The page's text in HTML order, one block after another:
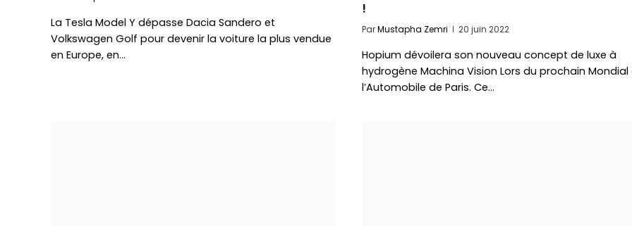
La Tesla Model Y dépasse Dacia Sandero et
Volkswagen Golf pour devenir la voiture la plus vendue
en Europe, en…
!
ParMustapha Zemri 20 juin 2022
Hopium dévoilera son nouveau concept de luxe à
hydrogène Machina Vision Lors du prochain Mondial
l’Automobile de Paris. Ce…